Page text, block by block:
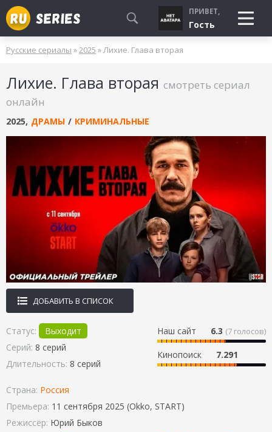
СМОТРЮ
БУДУ СМОТРЕТЬ
УЖЕ СМОТРЕЛ
ПРИВЕТ,
Гость
Русские сериалы »2025 » Лихие. Глава вторая
Лихие. Глава вторая смотреть сериал
онлайн
2025, ДРАМЫ / КРИМИНАЛЬНЫЕ
ДОБАВИТЬ В СПИСОК
Наш сайт 6.3 (7 голосов)
Кинопоиск 7.291
Статус:
Выходит
Серий: 8 серий
Длительность: 8 серий
Страна: Россия
Премьера: 11 сентября 2025 (Okko, START)
Режиссёр: Юрий Быков